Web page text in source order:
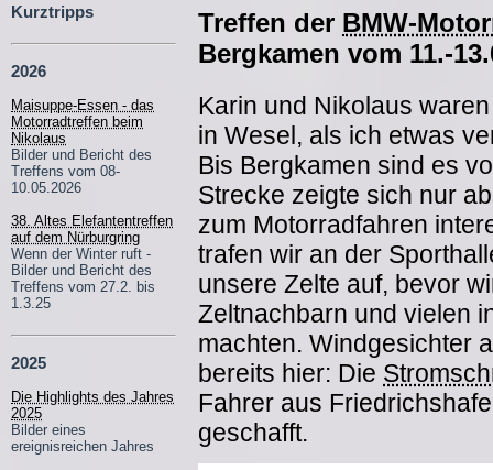
Kurztripps
2026
Maisuppe-Essen - das
Motorradtreffen beim
Nikolaus
Bilder und Bericht des
Treffens vom 08-
10.05.2026
38. Altes Elefantentreffen
auf dem Nürburgring
Wenn der Winter ruft -
Bilder und Bericht des
Treffens vom 27.2. bis
1.3.25
2025
Die Highlights des Jahres
2025
Bilder eines
ereignisreichen Jahres
Treffen der BMW-
Bergkamen vom 11.-
Karin und Nikolaus
in Wesel, als ich etwas
Bis Bergkamen sind es
Strecke zeigte sich nur
zum Motorradfahren
trafen wir an der
unsere Zelte auf, bevor
Zeltnachbarn und vielen
machten. Windgesichter
bereits hier: Die
Fahrer aus
geschafft.